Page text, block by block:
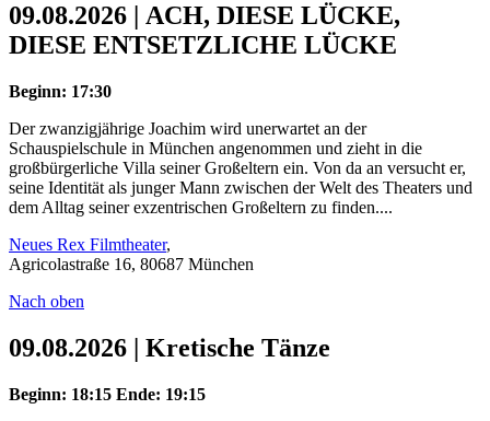
09.08.2026 | ACH, DIESE LÜCKE,
DIESE ENTSETZLICHE LÜCKE
Beginn: 17:30
Der zwanzigjährige Joachim wird unerwartet an der
Schauspielschule in München angenommen und zieht in die
großbürgerliche Villa seiner Großeltern ein. Von da an versucht er,
seine Identität als junger Mann zwischen der Welt des Theaters und
dem Alltag seiner exzentrischen Großeltern zu finden....
Neues Rex Filmtheater,
Agricolastraße 16, 80687 München
Nach oben
09.08.2026 | Kretische Tänze
Beginn: 18:15 Ende: 19:15